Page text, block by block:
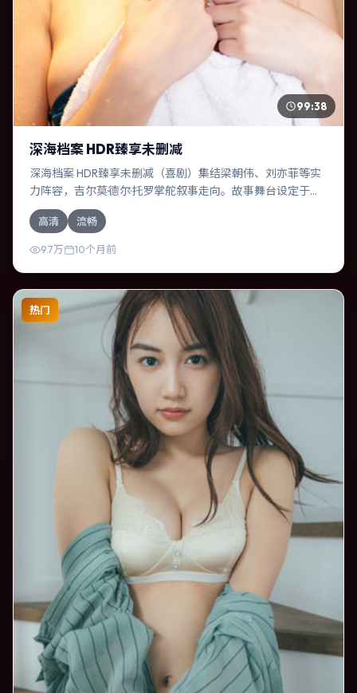
99:38
深海档案 HDR臻享未删减
深海档案 HDR臻享未删减（喜剧）集结梁朝伟、刘亦菲等实
力阵容，吉尔莫·德尔·托罗掌舵叙事走向。故事舞台设定于澳
大利亚，围绕一次意外选择展开连锁反应；配乐与色彩高度
服务于主题，结尾留白耐人寻味。
高清 流畅
9.7万 10个月前
热门